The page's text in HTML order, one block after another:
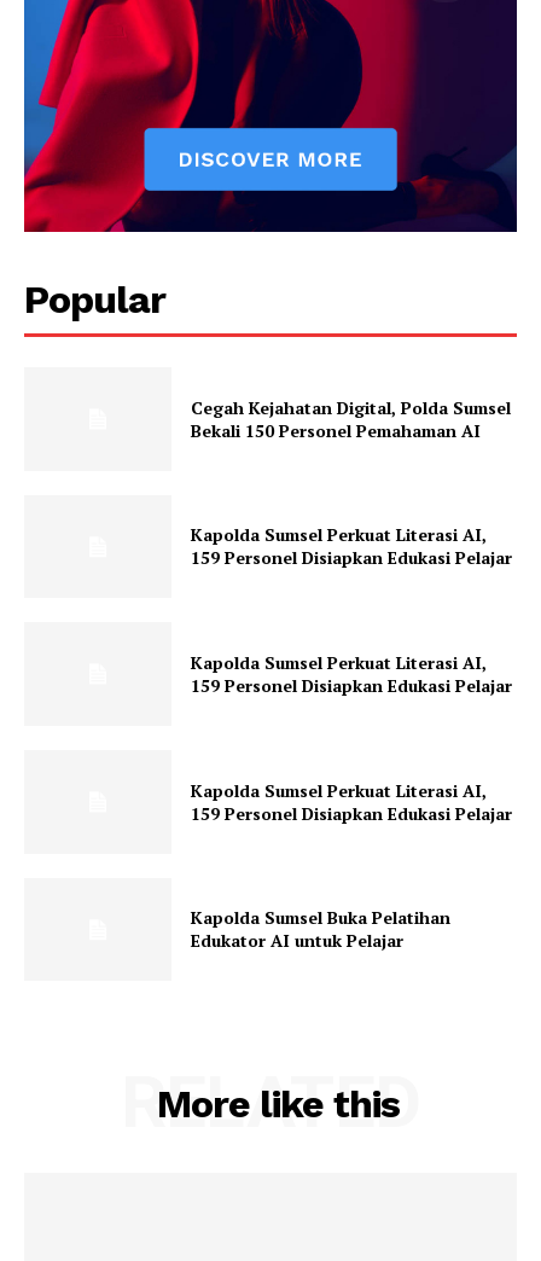
Klinik Gigi
Klinik Gigi Surabaya
Klinik Gigi Terdekat
Klinik Gigi terbaik
Popular
Cegah Kejahatan Digital, Polda Sumsel
Bekali 150 Personel Pemahaman AI
Kapolda Sumsel Perkuat Literasi AI,
159 Personel Disiapkan Edukasi Pelajar
Kapolda Sumsel Perkuat Literasi AI,
159 Personel Disiapkan Edukasi Pelajar
Kapolda Sumsel Perkuat Literasi AI,
159 Personel Disiapkan Edukasi Pelajar
Kapolda Sumsel Buka Pelatihan
Edukator AI untuk Pelajar
More like this
RELATED